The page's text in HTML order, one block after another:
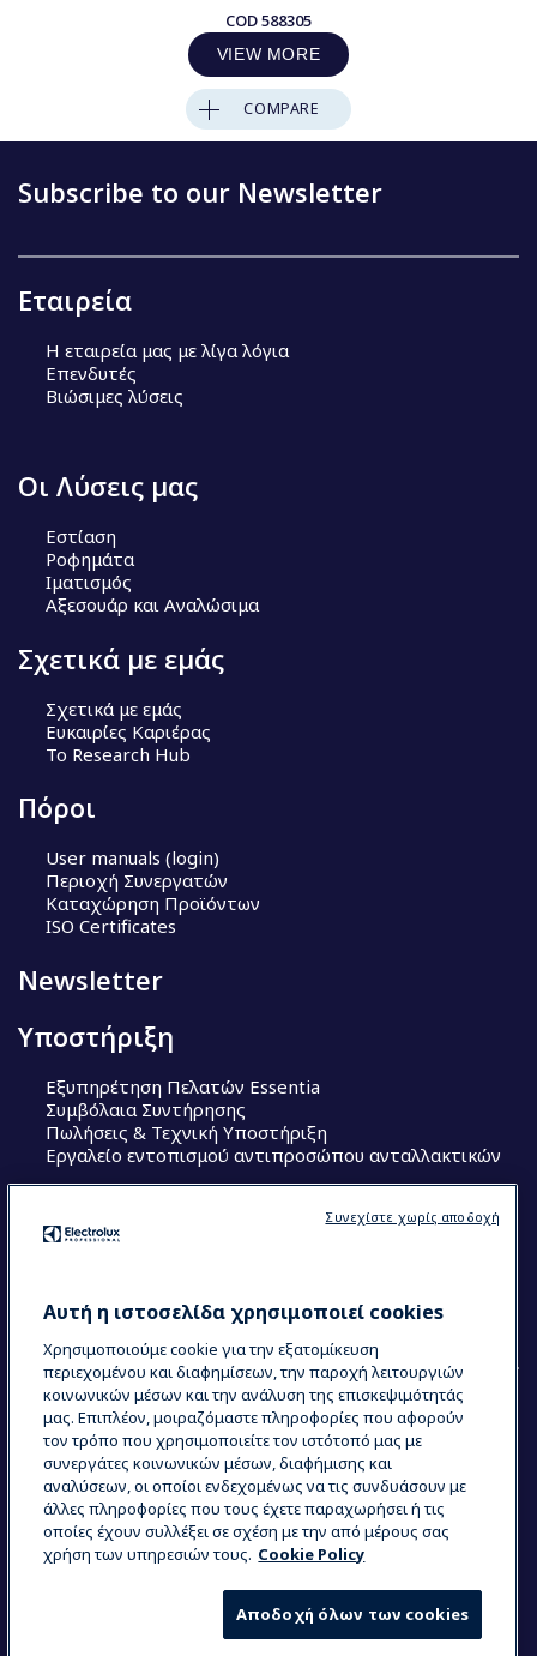
COD588305
VIEW MORE
COMPARE
Subscribe to our Newsletter
Εταιρεία
Η εταιρεία μας με λίγα λόγια
Επενδυτές
Βιώσιμες λύσεις
Οι Λύσεις μας
Εστίαση
Ροφημάτα
Ιματισμός
Αξεσουάρ και Αναλώσιμα
Σχετικά με εμάς
Σχετικά με εμάς
Ευκαιρίες Καριέρας
Το Research Hub
Πόροι
User manuals (login)
Περιοχή Συνεργατών
Καταχώρηση Προϊόντων
ISO Certificates
Newsletter
Υποστήριξη
Εξυπηρέτηση Πελατών Essentia
Συμβόλαια Συντήρησης
Πωλήσεις & Τεχνική Υποστήριξη
Εργαλείο εντοπισμού αντιπροσώπου ανταλλακτικών
Electrolux Professional Ακαδημία Chef
COUNTRY AND LANGUAGE
Η ΕΠΙΛΟΓΉ ΣΑΣ: ΕΛΛΗΝΙΚΆ
Data Privacy Statement
Cookie Policy
Όροι και προϋποθέσεις
Αυτή η ιστοσελίδα χρησιμοποιεί cookies
Χρησιμοποιούμε cookie για την εξατομίκευση
περιεχομένου και διαφημίσεων, την παροχή λειτουργιών
κοινωνικών μέσων και την ανάλυση της επισκεψιμότητάς
μας. Επιπλέον, μοιραζόμαστε πληροφορίες που αφορούν
τον τρόπο που χρησιμοποιείτε τον ιστότοπό μας με
συνεργάτες κοινωνικών μέσων, διαφήμισης και
αναλύσεων, οι οποίοι ενδεχομένως να τις συνδυάσουν με
άλλες πληροφορίες που τους έχετε παραχωρήσει ή τις
οποίες έχουν συλλέξει σε σχέση με την από μέρους σας
χρήση των υπηρεσιών τους. Cookie Policy
Αποδοχή όλων των cookies
Συνεχίστε χωρίς αποδοχή